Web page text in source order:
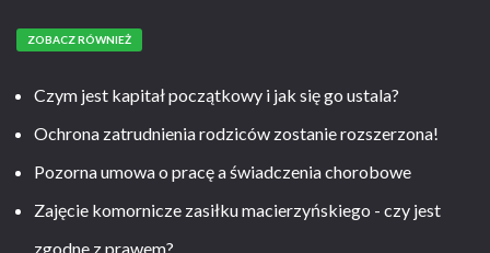
ZOBACZ RÓWNIEŻ
Czym jest kapitał początkowy i jak się go ustala?
Ochrona zatrudnienia rodziców zostanie rozszerzona!
Pozorna umowa o pracę a świadczenia chorobowe
Zajęcie komornicze zasiłku macierzyńskiego - czy jest
zgodne z prawem?